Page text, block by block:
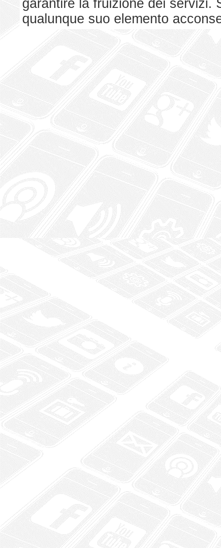
garantire la fruizione dei servizi.
qualunque suo elemento